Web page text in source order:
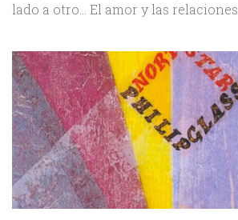
lado a otro… El amor y las relaciones...